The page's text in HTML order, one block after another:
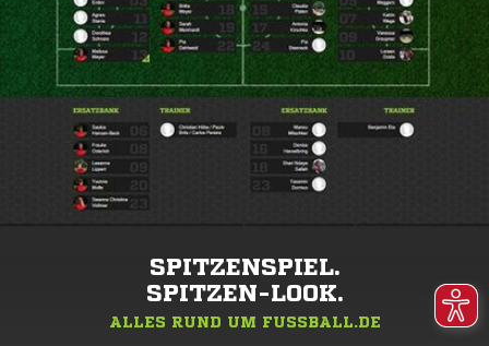
SPITZENSPIEL.
SPITZEN-LOOK.
ALLES RUND UM FUSSBALL.DE